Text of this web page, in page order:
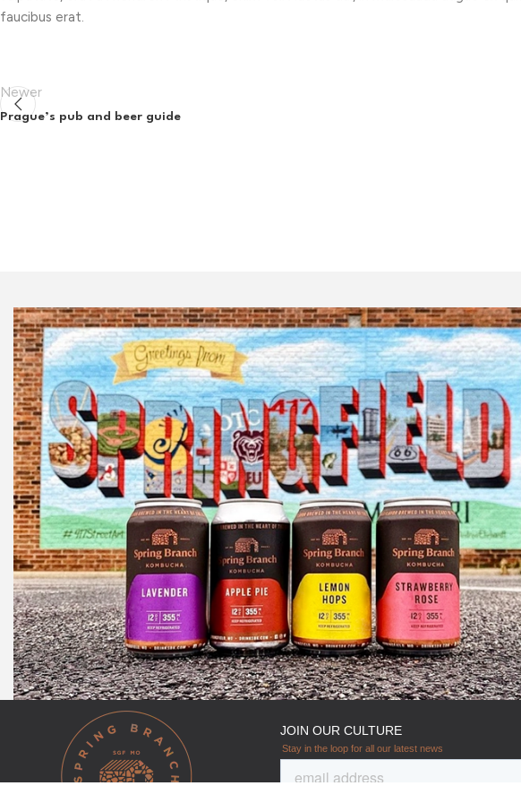
faucibus erat.
Newer
Prague’s pub and beer guide